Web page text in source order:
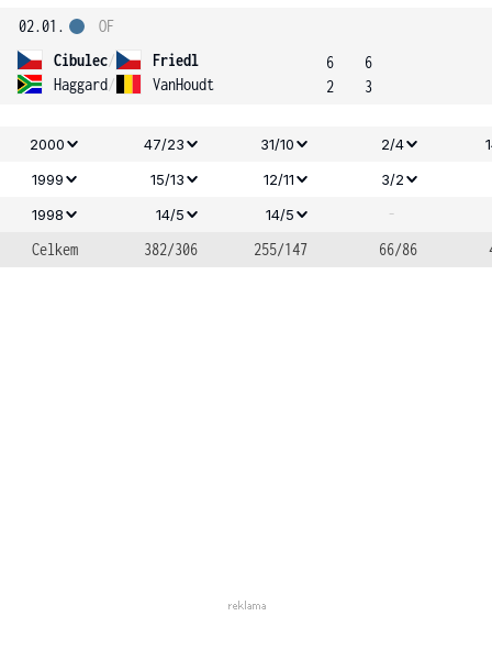
02.01.
Cibulec/
Friedl
Haggard/ VanHoudt
OF
6
2
6
3
2000 47/23 31/10 2/4
1999
15/13 12/11
3/2
1998
14/5 14/5
-
Celkem
382/306 255/147 66/86